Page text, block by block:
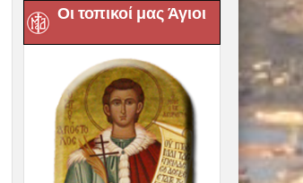
Οι τοπικοί μας Άγιοι